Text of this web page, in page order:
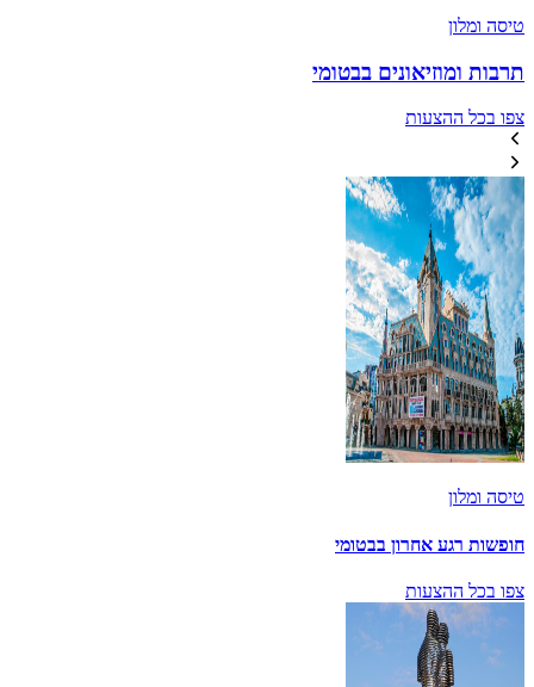
טיסה ומלון
תרבות ומוזיאונים בבטומי
צפו בכל ההצעות
טיסה ומלון
חופשות רגע אחרון בבטומי
צפו בכל ההצעות